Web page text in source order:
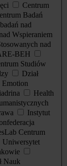
Centrum
Badań
nad
Wspieraniem
nad
BEH
Studiów
Dział
Emotion
Health
Instytut
Centrum
Uniwersytet
Nauk